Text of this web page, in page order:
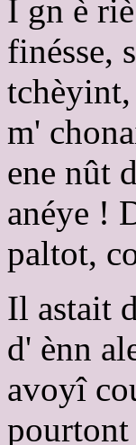
I gn è
finésse,
m'
ene nût
anéye !
paltot,
Il astait
d' ènn
avoyî